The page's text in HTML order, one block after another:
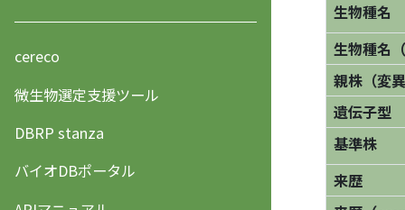
cereco
微生物選定支援ツール
DBRP stanza
バイオDBポータル
生物種名
生物種名
親株（変
遺伝子型
基準株
来歴